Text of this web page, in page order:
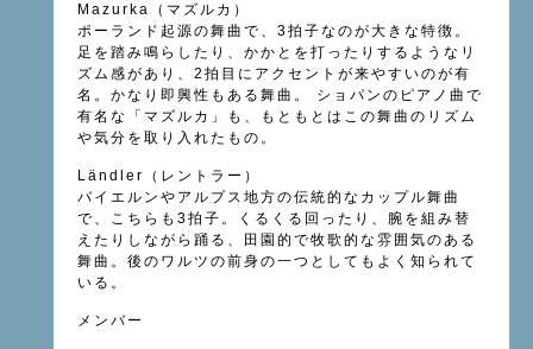
Mazurka（マズルカ）
ポーランド起源の舞曲で、3拍子なのが大きな特徴。
足を踏み鳴らしたり、かかとを打ったりするようなリ
ズム感があり、2拍目にアクセントが来やすいのが有
名。かなり即興性もある舞曲。 ショパンのピアノ曲で
有名な「マズルカ」も、もともとはこの舞曲のリズム
や気分を取り入れたもの。
Ländler（レントラー）
バイエルンやアルプス地方の伝統的なカップル舞曲
で、こちらも3拍子。くるくる回ったり、腕を組み替
えたりしながら踊る、田園的で牧歌的な雰囲気のある
舞曲。後のワルツの前身の一つとしてもよく知られて
いる。
メンバー